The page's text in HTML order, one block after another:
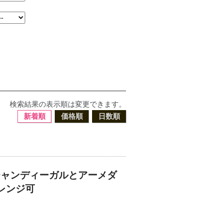
検索結果の表示順は変更できます。
新着順
価格順 日数順
ンディーガルとアーメダ
ンジ可